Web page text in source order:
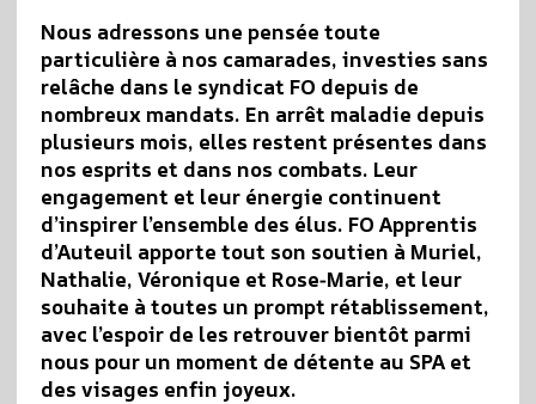
Nous adressons une pensée toute
particulière à nos camarades, investies sans
relâche dans le syndicat FO depuis de
nombreux mandats. En arrêt maladie depuis
plusieurs mois, elles restent présentes dans
nos esprits et dans nos combats. Leur
engagement et leur énergie continuent
d’inspirer l’ensemble des élus. FO Apprentis
d’Auteuil apporte tout son soutien à Muriel,
Nathalie, Véronique et Rose‑Marie, et leur
souhaite à toutes un prompt rétablissement,
avec l’espoir de les retrouver bientôt parmi
nous pour un moment de détente au SPA et
des visages enfin joyeux.